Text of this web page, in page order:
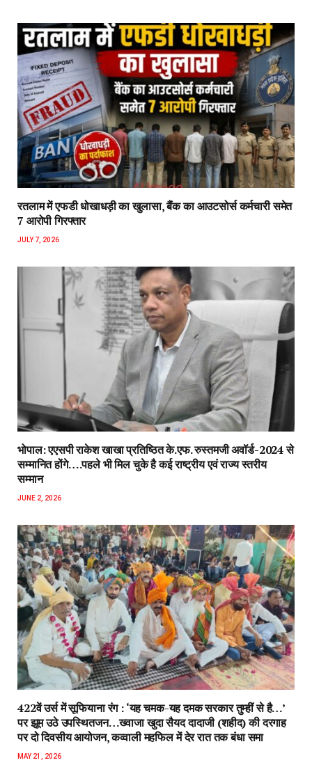
रतलाम में एफडी धोखाधड़ी का खुलासा, बैंक का आउटसोर्स कर्मचारी समेत
7 आरोपी गिरफ्तार
JULY 7, 2026
भोपाल: एएसपी राकेश‌ खाखा प्रतिष्ठित के.एफ. रुस्तमजी अवॉर्ड-2024 से
सम्मानित होंगे….पहले भी मिल चुके है कई राष्ट्रीय एवं राज्य स्तरीय
सम्मान
JUNE 2, 2026
422वें उर्स में सूफियाना रंग : ‘यह चमक-यह दमक सरकार तुम्हीं से है…’
पर झूम उठे उपस्थितजन…ख्वाजा खुदा सैयद दादाजी (शहीद) की दरगाह
पर दो दिवसीय आयोजन, कव्वाली महफिल में देर रात तक बंधा समा
MAY 21, 2026